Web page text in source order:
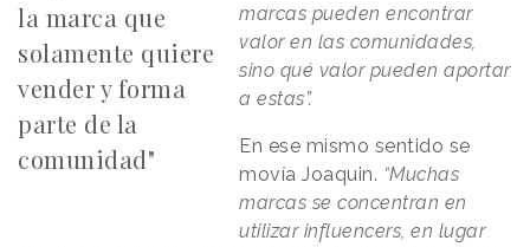
la marca que
solamente quiere
vender y forma
parte de la
comunidad"
marcas pueden encontrar
valor en las comunidades,
sino qué valor pueden aportar
a estas”.
En ese mismo sentido se
movía Joaquin. “Muchas
marcas se concentran en
utilizar influencers, en lugar